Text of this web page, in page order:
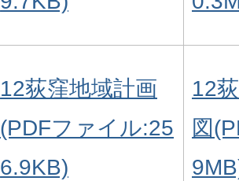
12荻窪地域計画
(PDFファイル:25
6.9KB)
12
図